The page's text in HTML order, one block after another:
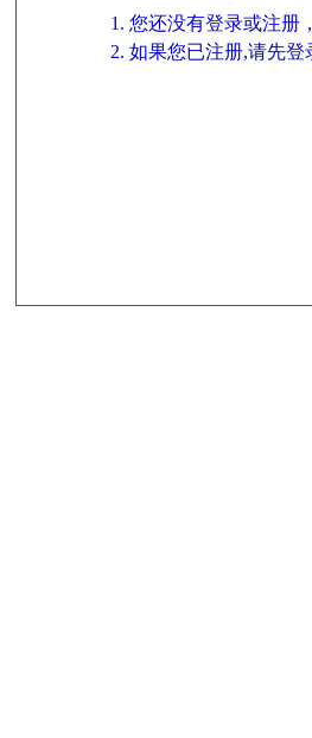
您还没有登录或注册
如果您已注册,请先登